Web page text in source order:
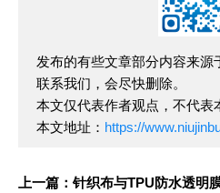
发布的有些文章部分内容来源
联系我们，会尽快删除。
本文仅代表作者观点，不代表
本文地址： https://
上一篇：针织布与TPU防水透明